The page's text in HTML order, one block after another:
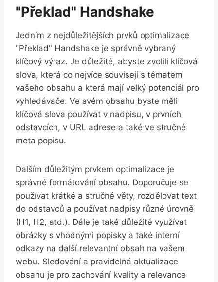
"Překlad" Handshake
Jedním z nejdůležitějších prvků optimalizace
"Překlad" Handshake je správně vybraný
klíčový výraz. Je důležité, abyste zvolili klíčová
slova, která co nejvíce souvisejí s tématem
vašeho obsahu a která mají velký potenciál pro
vyhledávače. Ve svém obsahu byste měli
klíčová slova používat v nadpisu, v prvních
odstavcích, v URL adrese a také ve stručné
meta popisu.
Dalším důležitým prvkem optimalizace je
správné formátování obsahu. Doporučuje se
používat krátké a stručné věty, rozdělovat text
do odstavců a používat nadpisy různé úrovně
(H1, H2, atd.). Dále je také důležité využívat
obrázky s vhodnými popisky a také interní
odkazy na další relevantní obsah na vašem
webu. Sledování a pravidelná aktualizace
obsahu je pro zachování kvality a relevance